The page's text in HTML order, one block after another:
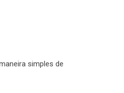
simples de